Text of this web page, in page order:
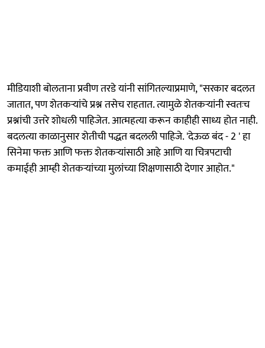
मीडियाशी बोलताना प्रवीण तरडे यांनी सांगितल्याप्रमाणे, "सरकार बदलत
जातात, पण शेतकऱ्यांचे प्रश्न तसेच राहतात. त्यामुळे शेतकऱ्यांनी स्वतःच
प्रश्नांची उत्तरे शोधली पाहिजेत. आत्महत्या करून काहीही साध्य होत नाही.
बदलत्या काळानुसार शेतीची पद्धत बदलली पाहिजे. 'देऊळ बंद - 2 ' हा
सिनेमा फक्त आणि फक्त शेतकऱ्यांसाठी आहे आणि या चित्रपटाची
कमाईही आम्ही शेतकऱ्यांच्या मुलांच्या शिक्षणासाठी देणार आहोत."